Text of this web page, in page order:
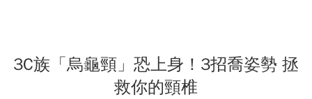
3C族「烏龜頸」恐上身！3招喬姿勢 拯
救你的頸椎